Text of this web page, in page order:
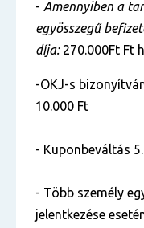
- Amennyiben a
egyösszegű
díja: 270.000Ft Ft
-OKJ-s
10.000 Ft
- Kuponbeváltás
- Több személy
jelentkezése